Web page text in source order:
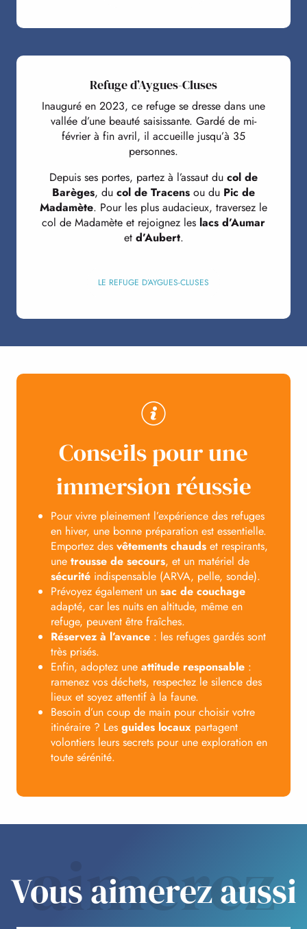
Refuge d’Aygues-Cluses
Inauguré en 2023, ce refuge se dresse dans une
vallée d’une beauté saisissante. Gardé de mi-
février à fin avril, il accueille jusqu’à 35
personnes.
Depuis ses portes, partez à l’assaut du col de
Barèges, du col de Tracens ou du Pic de
Madamète. Pour les plus audacieux, traversez le
col de Madamète et rejoignez les lacs d’Aumar
et d’Aubert.
LE REFUGE D’AYGUES-CLUSES
Conseils pour une
immersion réussie
Pour vivre pleinement l’expérience des refuges
en hiver, une bonne préparation est essentielle.
Emportez des vêtements chauds et respirants,
une trousse de secours, et un matériel de
sécurité indispensable (ARVA, pelle, sonde).
Prévoyez également un sac de couchage
adapté, car les nuits en altitude, même en
refuge, peuvent être fraîches.
Réservez à l’avance : les refuges gardés sont
très prisés.
Enfin, adoptez une attitude responsable :
ramenez vos déchets, respectez le silence des
lieux et soyez attentif à la faune.
Besoin d’un coup de main pour choisir votre
itinéraire ? Les guides locaux partagent
volontiers leurs secrets pour une exploration en
toute sérénité.
aimerez
Vous aimerez aussi